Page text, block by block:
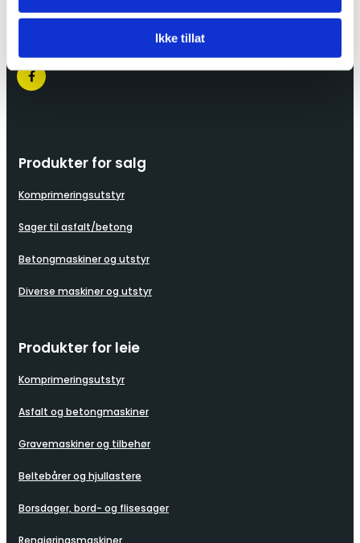
Ikke tillat
Produkter for salg
Komprimeringsutstyr
Sager til asfalt/betong
Betongmaskiner og utstyr
Diverse maskiner og utstyr
Produkter for leie
Komprimeringsutstyr
Asfalt og betongmaskiner
Gravemaskiner og tilbehør
Beltebårer og hjullastere
Borsdager, bord- og flisesager
Rengjøringsmaskiner